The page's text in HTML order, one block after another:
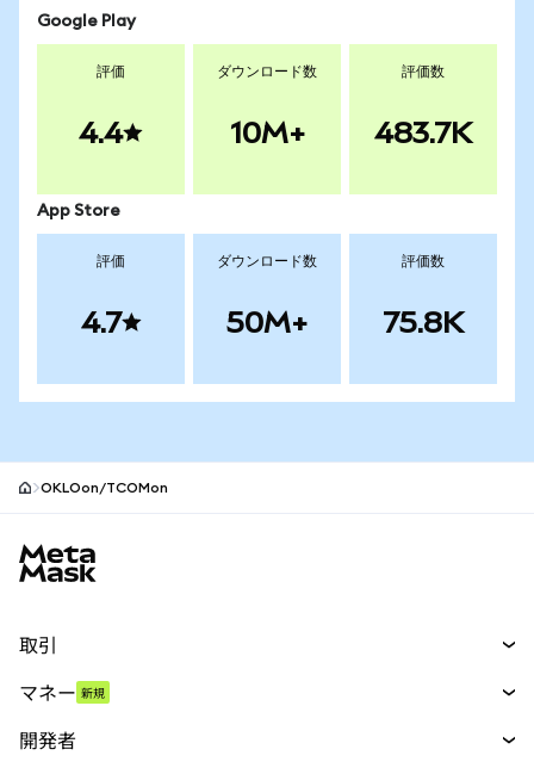
Google Play
評価
4.4
ダウンロード数
10M+
評価数
483.7K
App Store
評価
4.7
ダウンロード数
50M+
評価数
75.8K
OKLOon/TCOMon
取引
パーペチュアル
マネー 新規
開発者